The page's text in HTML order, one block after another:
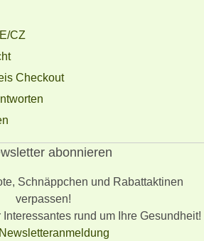
CZ
Checkout
abonnieren
Schnäppchen und Rabattaktinen
verpassen!
rund um Ihre Gesundheit!